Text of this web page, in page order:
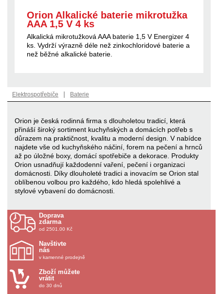
Orion Alkalické baterie mikrotužka
AAA 1,5 V 4 ks
Alkalická mikrotužková AAA baterie 1,5 V Energizer 4
ks. Vydrží výrazně déle než zinkochloridové baterie a
než běžné alkalické baterie.
Elektrospotřebiče | Baterie
Orion je česká rodinná firma s dlouholetou tradicí, která
přináší široký sortiment kuchyňských a domácích potřeb s
důrazem na praktičnost, kvalitu a moderní design. V nabídce
najdete vše od kuchyňského náčiní, forem na pečení a hrnců
až po úložné boxy, domácí spotřebiče a dekorace. Produkty
Orion usnadňují každodenní vaření, pečení i organizaci
domácnosti. Díky dlouholeté tradici a inovacím se Orion stal
oblíbenou volbou pro každého, kdo hledá spolehlivé a
stylové vybavení do domácnosti.
Doprava
zdarma
od 2501.00 Kč
Navštivte
nás
v kamenné prodejně
Zboží můžete
vrátit
do 30 dnů